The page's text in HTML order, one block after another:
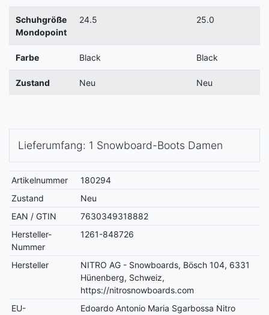
Schuhgröße
Mondopoint
24.5 25.0
Farbe Black Black
Zustand Neu Neu
Lieferumfang: 1 Snowboard-Boots Damen
Artikelnummer
180294
Zustand
Neu
EAN / GTIN
7630349318882
Hersteller-
Nummer
1261-848726
Hersteller
NITRO AG - Snowboards, Bösch 104, 6331
Hünenberg, Schweiz,
https://nitrosnowboards.com
EU-
Edoardo Antonio Maria Sgarbossa Nitro